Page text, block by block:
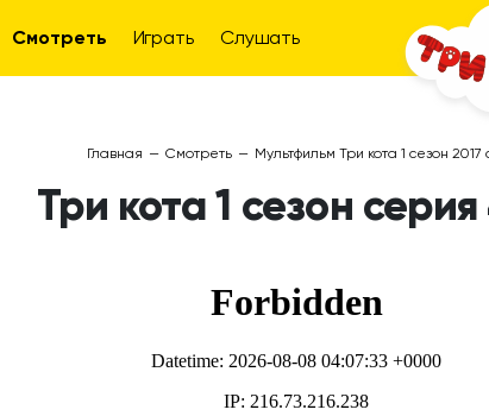
Смотреть Играть Слушать
Главная — Смотреть — Мультфильм Три кота 1 сезон
Три кота 1 сезон